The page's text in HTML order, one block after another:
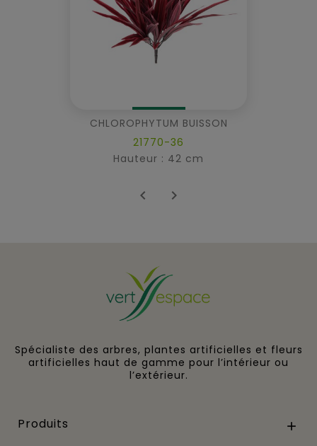
CHLOROPHYTUM BUISSON
21770-36
Hauteur : 42 cm
 
Spécialiste des arbres, plantes artificielles et fleurs
artificielles haut de gamme pour l’intérieur ou
l’extérieur.
Produits 